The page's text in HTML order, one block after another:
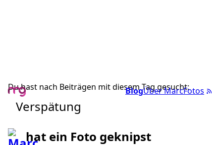
BlogÜber MarcFotos
Du hast nach Beiträgen mit diesem Tag gesucht:
Verspätung
hat ein Foto geknipst